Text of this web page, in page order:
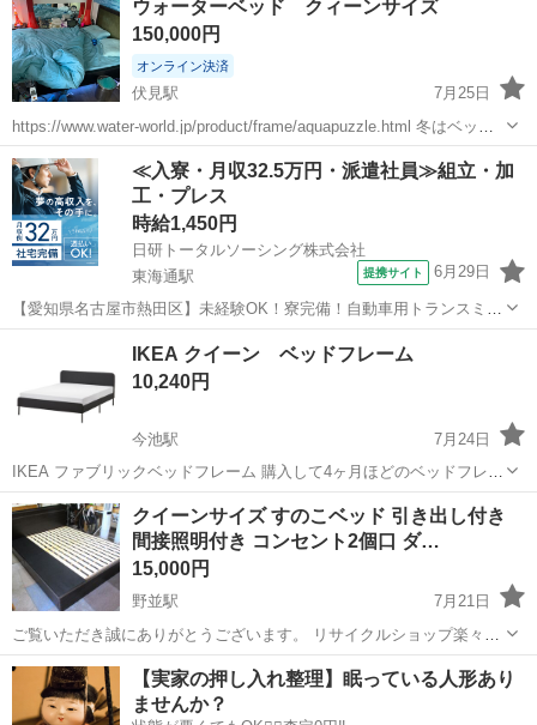
ウォーターベッド クィーンサイズ
150,000円
オンライン決済
伏見駅
7月25日
https://www.water-world.jp/product/frame/aquapuzzle.html 冬はベッド
の中の水をお湯にでき、一度使うとやめられなくなります。 ヒーター
の調子が悪いので買い替え必要かもし...
愛知 名古屋市 伏見駅 ベッド ウォーターベッド
≪入寮・月収32.5万円・派遣社員≫組立・加
工・プレス
時給1,450円
日研トータルソーシング株式会社
東海通駅
提携サイト 6月29日
【愛知県名古屋市熱田区】未経験OK！寮完備！自動車用トランスミッ
ションの組立・加工《お仕事No.7A040》 お仕事について 自動車用ト
ランスミッションの製造に関する組立・加工業務。 ※業務の変更、就
業場所の変更の範囲、...
東海通駅
IKEA クイーン ベッドフレーム
10,240円
今池駅
7月24日
IKEA ファブリックベッドフレーム 購入して4ヶ月ほどのベッドフレー
ムとなります。 家族が増えベッドフレームの使用を止めるため、 ジモ
ティーにて出品します。 丁寧に扱い、掃除も頻繁に行なっていたので
かなりの備品かと思...
愛知 名古屋市 今池駅 ベッド クイーンベッドフレーム
クイーンサイズ すのこベッド 引き出し付き
間接照明付き コンセント2個口 ダ…
15,000円
野並駅
7月21日
ご覧いただき誠にありがとうございます。 リサイクルショップ楽々マ
イルームです。 名古屋市天白区の地下鉄野並駅1番出口から西へ徒歩2
分 10時～19時まで営業しております。 商品に関しまして基本的カン
タンなクリーニ...
愛知 名古屋市 野並駅 ベッド
【実家の押し入れ整理】眠っている人形あり
ませんか？